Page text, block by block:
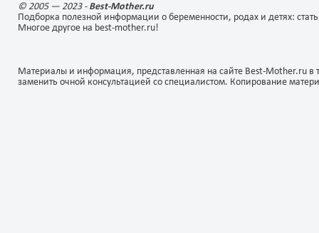
© 2005 — 2023 - Best-Mother.ru
Подборка полезной информации о беременности, родах и детях:
Многое другое на best-mother.ru!
Материалы и информация, представленная на сайте Best-Mother.ru
заменить очной консультацией со специалистом. Копирование